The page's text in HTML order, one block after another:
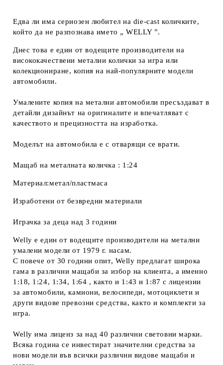
Едва ли има сериозен любител на die-cast количките,
който да не разпознава името „ WELLY ”.
Днес това е един от водещите производители на
висококачествени метални колички за игра или
колекциониране, копия на най-популярните модели
автомобили.
Умалените копия на метални автомобили пресъздават в
детайли дизайнът на оригиналите и впечатляват с
качеството и прецизността на изработка.
Моделът на автомобила е с отварящи се врати.
Мащаб на металната количка : 1:24
Материал:метал/пластмаса
Изработени от безвредни материали
Играчка за деца над 3 години
Welly е един от водещите производители на метални
умалени модели от 1979 г. насам.
С повече от 30 години опит, Welly предлагат широка
гама в различни мащаби за избор на клиента, а именно
1:18, 1:24, 1:34, 1:64 , както и 1:43 и 1:87 с лицензии
за автомобили, камиони, велосипеди, мотоциклети и
други видове превозни средства, както и комплекти за
игра.
Welly има лиценз за над 40 различни световни марки.
Всяка година се инвестират значителни средства за
нови модели във всички различни видове мащаби и